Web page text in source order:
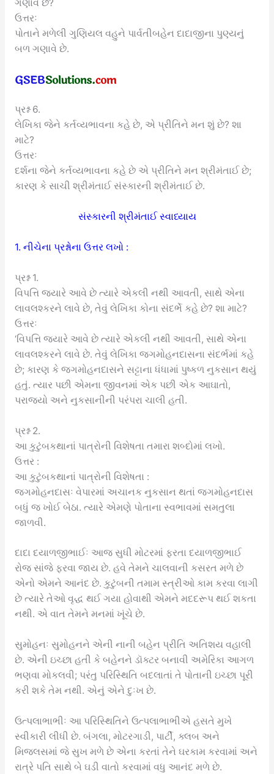
ગણાવે છે?
ઉત્તરઃ
પોતાને મળેલી ગુણિયલ વહુને પાર્વતીબહેન દાદાજીના પુણ્યનું
બળ ગણાવે છે.
પ્રશ્ન 6.
લેખિકા જેને કર્તવ્યભાવના કહે છે, એ પ્રીતિને મન શું છે? શા
માટે?
ઉત્તરઃ
દર્શના જેને કર્તવ્યભાવના કહે છે એ પ્રીતિને મન શ્રીમંતાઈ છે;
કારણ કે સાચી શ્રીમંતાઈ સંસ્કારની શ્રીમંતાઈ છે.
સંસ્કારની શ્રીમંતાઈ સ્વાધ્યાય
1. નીચેના પ્રશ્નોના ઉત્તર લખો :
પ્રશ્ન 1.
વિપત્તિ જ્યારે આવે છે ત્યારે એકલી નથી આવતી, સાથે એના
લાવલશ્કરને લાવે છે, તેવું લેખિકા કોના સંદર્ભે કહે છે? શા માટે?
ઉત્તરઃ
‘વિપત્તિ જ્યારે આવે છે ત્યારે એકલી નથી આવતી, સાથે એના
લાવલશ્કરને લાવે છે. તેવું લેખિકા જગમોહનદાસના સંદર્ભમાં કહે
છે; કારણ કે જગમોહનદાસને સટ્ટાના ધંધામાં પુષ્કળ નુકસાન થયું
હતું. ત્યાર પછી એમના જીવનમાં એક પછી એક આઘાતો,
પરાજયો અને નુકસાનીની પરંપરા ચાલી હતી.
પ્રશ્ન 2.
આ કુટુંબકથાનાં પાત્રોની વિશેષતા તમારા શબ્દોમાં લખો.
ઉત્તર :
આ કુટુંબકથાનાં પાત્રોની વિશેષતા :
જગમોહનદાસઃ વેપારમાં અચાનક નુકસાન થતાં જગમોહનદાસ
બધું જ ખોઈ બેઠા. ત્યારે એમણે પોતાના સ્વભાવમાં સમતુલા
જાળવી.
દાદા દયાળજીભાઈઃ આજ સુધી મોટરમાં ફરતા દયાળજીભાઈ
રોજ સાંજે ફરવા જાય છે. હવે તેમને ચાલવાની કસરત મળે છે
એનો એમને આનંદ છે. કુટુંબની તમામ સ્ત્રીઓ કામ કરવા લાગી
છે ત્યારે તેઓ વૃદ્ધ થઈ ગયા હોવાથી એમને મદદરૂપ થઈ શકતા
નથી. એ વાત તેમને મનમાં ખૂંચે છે.
સુમોહનઃ સુમોહનને એની નાની બહેન પ્રીતિ અતિશય વહાલી
છે. એની ઇચ્છા હતી કે બહેનને ડૉક્ટર બનાવી અમેરિકા આગળ
ભણવા મોકલવી; પરંતુ પરિસ્થિતિ બદલાતાં તે પોતાની ઇચ્છા પૂરી
કરી શકે તેમ નથી. એનું એને દુઃખ છે.
ઉત્પલાભાભીઃ આ પરિસ્થિતિને ઉત્પલાભાભીએ હસતે મુખે
સ્વીકારી લીધી છે. બંગલા, મોટરગાડી, પાર્ટી, ક્લબ અને
મિજલસમાં જે સુખ મળે છે એના કરતાં તેને ઘરકામ કરવામાં અને
રાત્રે પતિ સાથે બે ઘડી વાતો કરવામાં વધુ આનંદ મળે છે.